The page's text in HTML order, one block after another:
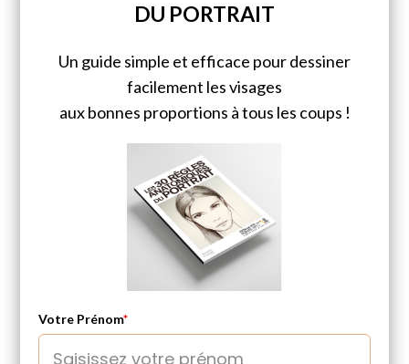
DU PORTRAIT
Un guide simple et efficace pour dessiner
facilement les visages
aux bonnes proportions à tous les coups !
Votre Prénom*